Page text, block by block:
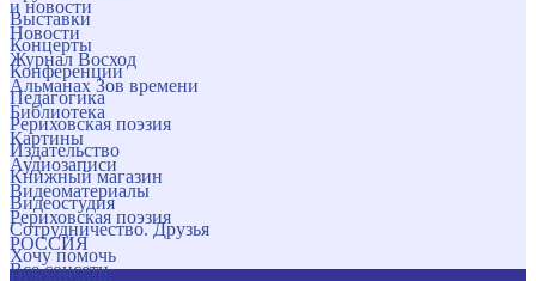
и новости
Новости
Журнал Восход
Альманах Зов времени
Библиотека
Картины
Аудиозаписи
Видеоматериалы
Рериховская поэзия
РОССИЯ
Все соцсети
Выставки
Концерты
Конференции
Педагогика
Рериховская поэзия
Издательство
Книжный магазин
Видеостудия
Сотрудничество. Друзья
Хочу помочь